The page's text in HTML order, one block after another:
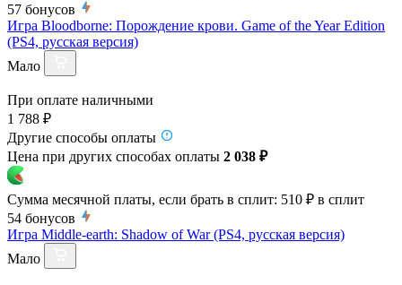
57 бонусов
Игра Bloodborne: Порождение крови. Game of the Year Edition
(PS4, русская версия)
Мало
При оплате наличными
1 788 ₽
Другие способы оплаты
Цена при других способах оплаты 2 038 ₽
Сумма месячной платы, если брать в сплит: 510 ₽ в сплит
54 бонусов
Игра Middle-earth: Shadow of War (PS4, русская версия)
Мало